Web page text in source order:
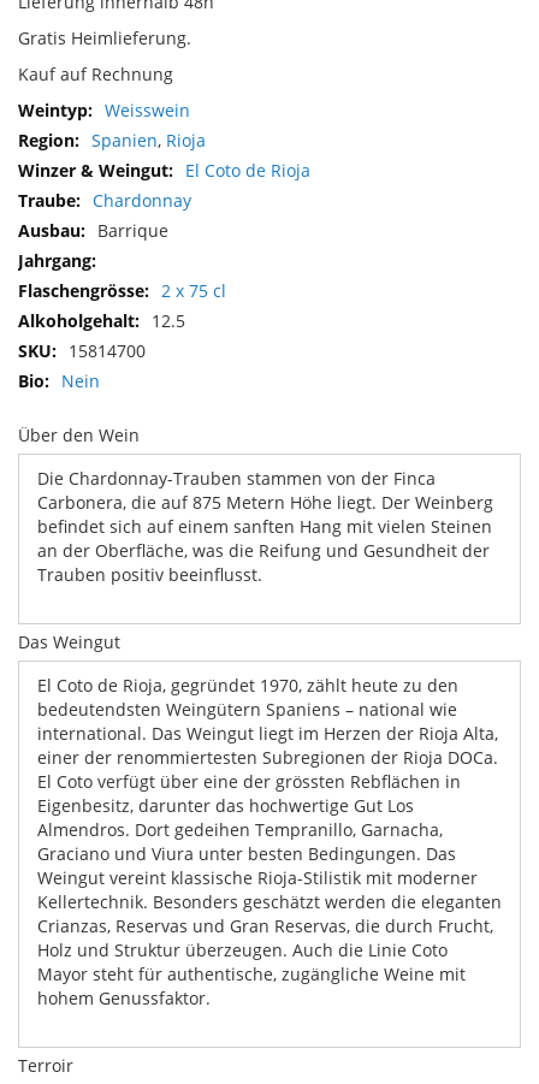
Gratis Heimlieferung.
Kauf auf Rechnung
Mehr
Informationen
Weisswein
Spanien, Rioja
El Coto de Rioja
Chardonnay
Barrique
2 x 75 cl
12.5
15814700
Nein
Über den Wein
Die Chardonnay-Trauben stammen von der Finca
Carbonera, die auf 875 Metern Höhe liegt. Der Weinberg
befindet sich auf einem sanften Hang mit vielen Steinen
an der Oberfläche, was die Reifung und Gesundheit der
Trauben positiv beeinflusst.
Das Weingut
El Coto de Rioja, gegründet 1970, zählt heute zu den
bedeutendsten Weingütern Spaniens – national wie
international. Das Weingut liegt im Herzen der Rioja Alta,
einer der renommiertesten Subregionen der Rioja DOCa.
El Coto verfügt über eine der grössten Rebflächen in
Eigenbesitz, darunter das hochwertige Gut Los
Almendros. Dort gedeihen Tempranillo, Garnacha,
Graciano und Viura unter besten Bedingungen. Das
Weingut vereint klassische Rioja-Stilistik mit moderner
Kellertechnik. Besonders geschätzt werden die eleganten
Crianzas, Reservas und Gran Reservas, die durch Frucht,
Holz und Struktur überzeugen. Auch die Linie Coto
Mayor steht für authentische, zugängliche Weine mit
hohem Genussfaktor.
Terroir